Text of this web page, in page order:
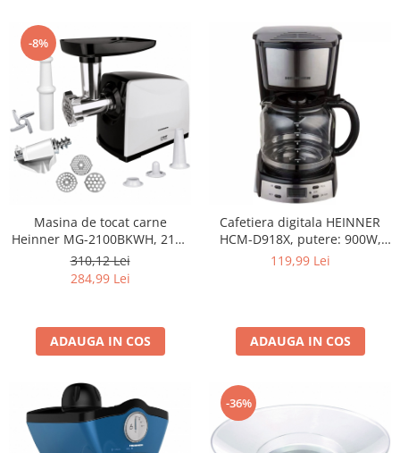
-8%
Masina de tocat carne
Heinner MG-2100BKWH, 2100
W, accesoriu rosii, Cutit Inox,
Negru/Alb
310,12 Lei
284,99 Lei
ADAUGA IN COS
Cafetiera digitala HEINNER
HCM-D918X, putere: 900W,
capacitate: 1.8 L, control
automata dupa 40 min
119,99 Lei
ADAUGA IN COS
-36%